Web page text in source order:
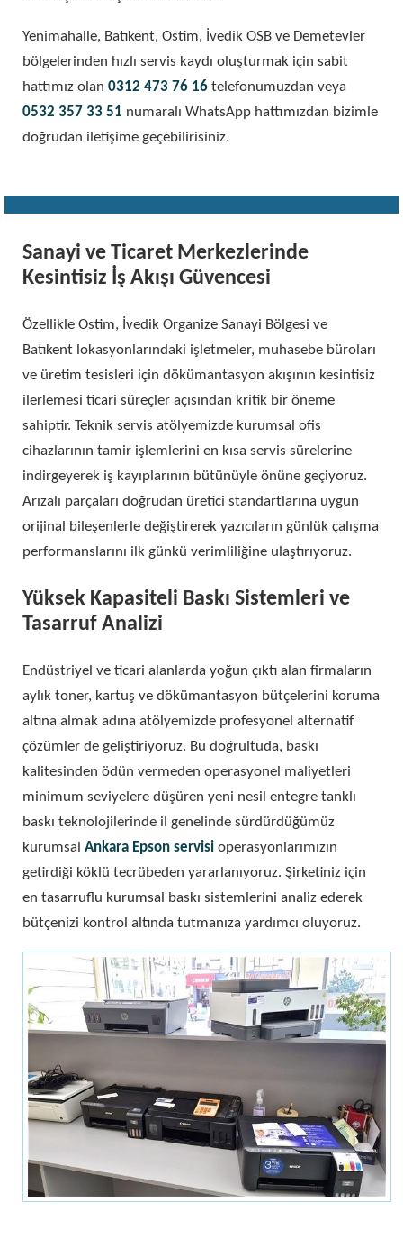
Yenimahalle, Batıkent, Ostim, İvedik OSB ve Demetevler
bölgelerinden hızlı servis kaydı oluşturmak için sabit
hattımız olan 0312 473 76 16 telefonumuzdan veya
0532 357 33 51 numaralı WhatsApp hattımızdan bizimle
doğrudan iletişime geçebilirisiniz.
Sanayi ve Ticaret Merkezlerinde
Kesintisiz İş Akışı Güvencesi
Özellikle Ostim, İvedik Organize Sanayi Bölgesi ve
Batıkent lokasyonlarındaki işletmeler, muhasebe büroları
ve üretim tesisleri için dökümantasyon akışının kesintisiz
ilerlemesi ticari süreçler açısından kritik bir öneme
sahiptir. Teknik servis atölyemizde kurumsal ofis
cihazlarının tamir işlemlerini en kısa servis sürelerine
indirgeyerek iş kayıplarının bütünüyle önüne geçiyoruz.
Arızalı parçaları doğrudan üretici standartlarına uygun
orijinal bileşenlerle değiştirerek yazıcıların günlük çalışma
performanslarını ilk günkü verimliliğine ulaştırıyoruz.
Yüksek Kapasiteli Baskı Sistemleri ve
Tasarruf Analizi
Endüstriyel ve ticari alanlarda yoğun çıktı alan firmaların
aylık toner, kartuş ve dökümantasyon bütçelerini koruma
altına almak adına atölyemizde profesyonel alternatif
çözümler de geliştiriyoruz. Bu doğrultuda, baskı
kalitesinden ödün vermeden operasyonel maliyetleri
minimum seviyelere düşüren yeni nesil entegre tanklı
baskı teknolojilerinde il genelinde sürdürdüğümüz
kurumsal Ankara Epson servisi operasyonlarımızın
getirdiği köklü tecrübeden yararlanıyoruz. Şirketiniz için
en tasarruflu kurumsal baskı sistemlerini analiz ederek
bütçenizi kontrol altında tutmanıza yardımcı oluyoruz.